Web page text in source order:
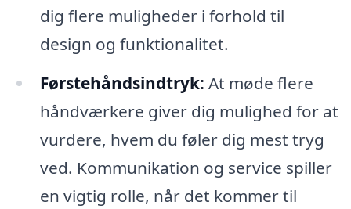
dig flere muligheder i forhold til
design og funktionalitet.
Førstehåndsindtryk: At møde flere
håndværkere giver dig mulighed for at
vurdere, hvem du føler dig mest tryg
ved. Kommunikation og service spiller
en vigtig rolle, når det kommer til